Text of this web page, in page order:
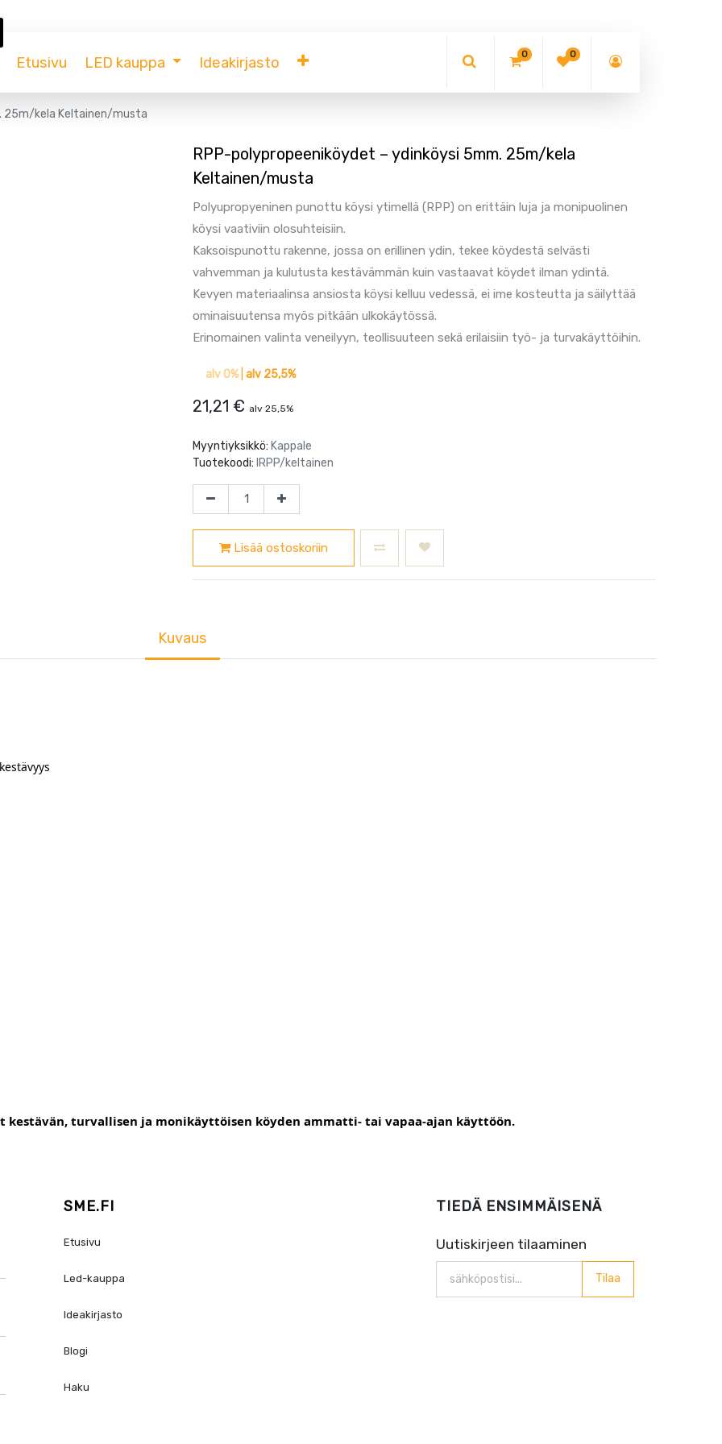
Etusivu LED kauppa Ideakirjasto 0 0
25m/kela Keltainen/musta
RPP-polypropeeniköydet – ydinköysi 5mm. 25m/kela
Keltainen/musta
Polyupropyeninen punottu köysi ytimellä (RPP) on erittäin luja ja monipuolinen
köysi vaativiin olosuhteisiin.
Kaksoispunottu rakenne, jossa on erillinen ydin, tekee köydestä selvästi
vahvemman ja kulutusta kestävämmän kuin vastaavat köydet ilman ydintä.
Kevyen materiaalinsa ansiosta köysi kelluu vedessä, ei ime kosteutta ja säilyttää
ominaisuutensa myös pitkään ulkokäytössä.
Erinomainen valinta veneilyyn, teollisuuteen sekä erilaisiin työ- ja turvakäyttöihin.
alv 0%| alv 25,5%
21,21 € alv 25,5%
Myyntiyksikkö: Kappale
Tuotekoodi: IRPP/keltainen
Lisää ostoskoriin
Kuvaus
turvallisen ja monikäyttöisen köyden ammatti- tai vapaa-ajan käyttöön.
SME.FI
Etusivu
Led-kauppa
Ideakirjasto
Blogi
Haku
TIEDÄ ENSIMMÄISENÄ
Uutiskirjeen tilaaminen
Tilaa